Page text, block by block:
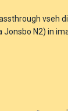
vseh
N2) in